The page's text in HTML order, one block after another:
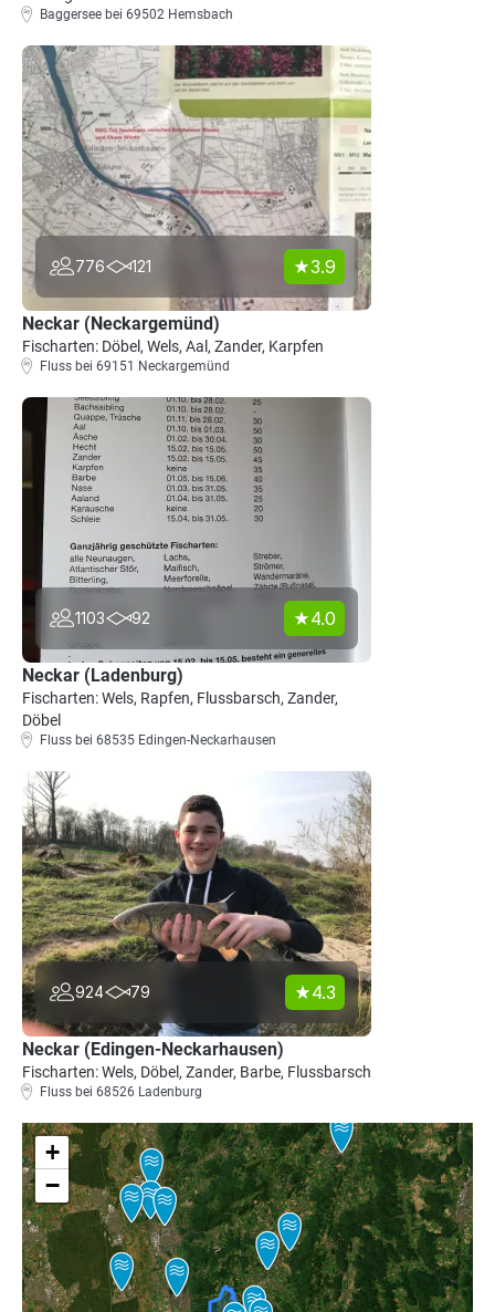
Baggersee bei 69502 Hemsbach
776 121 3.9
Neckar (Neckargemünd)
Fischarten: Döbel, Wels, Aal, Zander, Karpfen
Fluss bei 69151 Neckargemünd
1103 92 4.0
Neckar (Ladenburg)
Fischarten: Wels, Rapfen, Flussbarsch, Zander,
Döbel
Fluss bei 68535 Edingen-Neckarhausen
924 79 4.3
Neckar (Edingen-Neckarhausen)
Fischarten: Wels, Döbel, Zander, Barbe, Flussbarsch
Fluss bei 68526 Ladenburg
+
−